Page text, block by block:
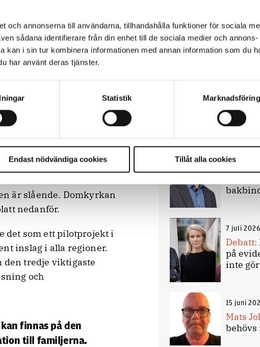
och annonserna till användarna, tillhandahålla funktioner för sociala
sådana identifierare från din enhet till de sociala medier och annons-
kan i sin tur kombinera informationen med annan information som du
har använt deras tjänster.
Statistik Marknadsföring
Endast nödvändiga cookies Tillåt alla cookies
för kuratorer eller
uppgift är fortfarande
Hon är, utöver utredare
Söderström på
är slående. Domkyrkan
nedanför.
det som ett pilotprojekt i
inslag i alla regioner.
den tredje viktigaste
och
finnas på den
till familjerna.
Debatt
9 juli
om
inte
7 juli 2026
Debatt:
på
inte
15 juni
Mats
behövs